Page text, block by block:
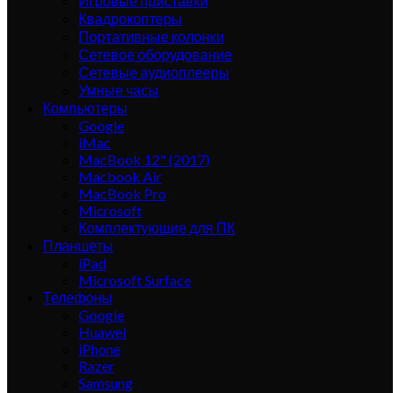
Квадрокоптеры
Портативные колонки
Сетевое оборудование
Сетевые аудиоплееры
Умные часы
Компьютеры
Google
iMac
MacBook 12" (2017)
Macbook Air
MacBook Pro
Microsoft
Комплектующие для ПК
Планшеты
iPad
Microsoft Surface
Телефоны
Google
Huawei
iPhone
Razer
Samsung